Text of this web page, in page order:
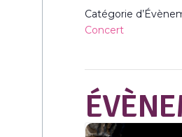
Catégorie
Concert